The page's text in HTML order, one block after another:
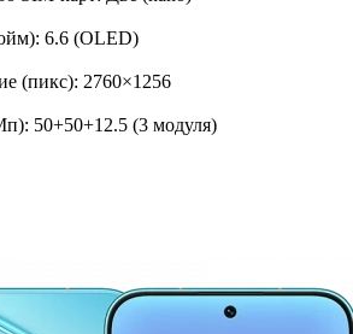
6.6 (OLED)
(пикс): 2760×1256
50+50+12.5 (3 модуля)